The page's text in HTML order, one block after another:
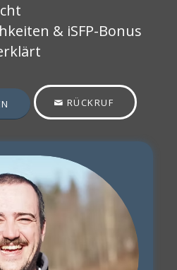
& iSFP-Bonus
RÜCKRUF